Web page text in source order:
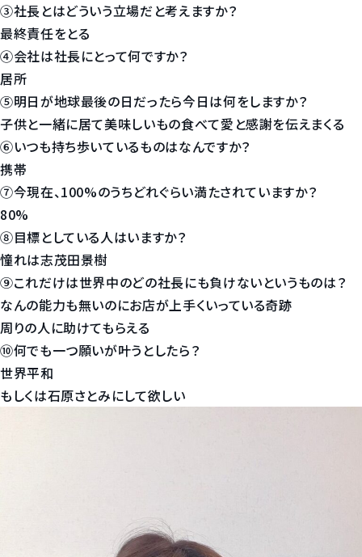
③社長とはどういう立場だと考えますか？
最終責任をとる
④会社は社長にとって何ですか？
居所
⑤明日が地球最後の日だったら今日は何をしますか？
子供と一緒に居て美味しいもの食べて愛と感謝を伝えまくる
⑥いつも持ち歩いているものはなんですか？
携帯
⑦今現在、100%のうちどれぐらい満たされていますか？
80%
⑧目標としている人はいますか？
憧れは志茂田景樹
⑨これだけは世界中のどの社長にも負けないというものは？
なんの能力も無いのにお店が上手くいっている奇跡
周りの人に助けてもらえる
⑩何でも一つ願いが叶うとしたら？
世界平和
もしくは石原さとみにして欲しい